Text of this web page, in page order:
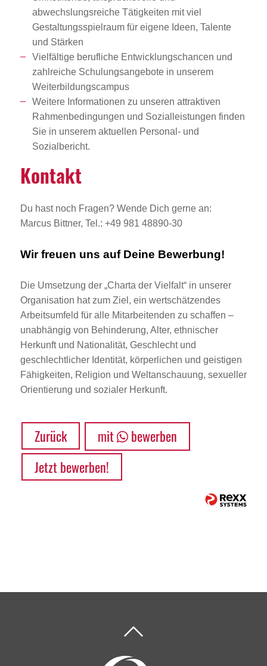
abwechslungsreiche Tätigkeiten mit viel
Gestaltungsspielraum für eigene Ideen, Talente
und Stärken
Vielfältige berufliche Entwicklungschancen und
zahlreiche Schulungsangebote in unserem
Weiterbildungscampus
Weitere Informationen zu unseren attraktiven
Rahmenbedingungen und Sozialleistungen finden
Sie in unserem aktuellen Personal- und
Sozialbericht.
Kontakt
Du hast noch Fragen? Wende Dich gerne an:
Marcus Bittner, Tel.: +49 981 48890-30
Wir freuen uns auf Deine Bewerbung!
Die Umsetzung der „Charta der Vielfalt“ in unserer
Organisation hat zum Ziel, ein wertschätzendes
Arbeitsumfeld für alle Mitarbeitenden zu schaffen –
unabhängig von Behinderung, Alter, ethnischer
Herkunft und Nationalität, Geschlecht und
geschlechtlicher Identität, körperlichen und geistigen
Fähigkeiten, Religion und Weltanschauung, sexueller
Orientierung und sozialer Herkunft.
Zurück mit
bewerben
Jetzt bewerben!